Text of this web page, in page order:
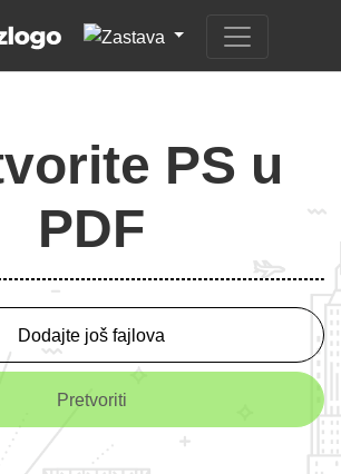
PS u
PDF
Dodajte još fajlova
Pretvoriti